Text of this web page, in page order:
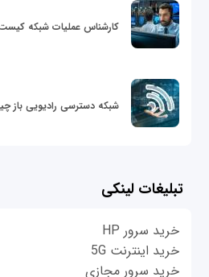
کارشناس عملیات شبکه
شبکه دسترسی رادیویی باز
تبلیغات لینکی
خرید سرور HP
خرید اینترنت 5G
خرید سرور مجازی